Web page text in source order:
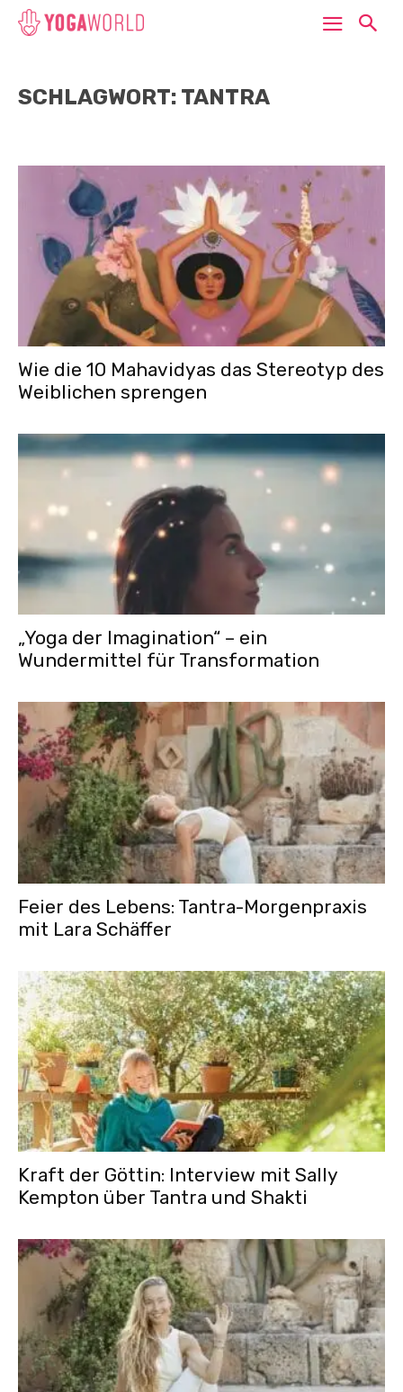
SCHLAGWORT: TANTRA
Wie die 10 Mahavidyas das Stereotyp des
Weiblichen sprengen
„Yoga der Imagination“ – ein
Wundermittel für Transformation
Feier des Lebens: Tantra-Morgenpraxis
mit Lara Schäffer
Kraft der Göttin: Interview mit Sally
Kempton über Tantra und Shakti